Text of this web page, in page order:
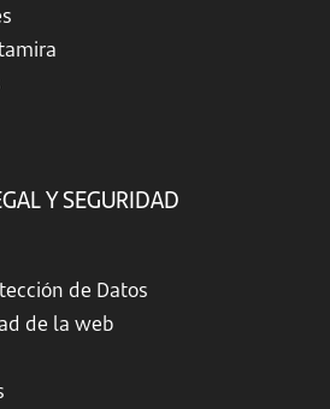
Y SEGURIDAD
de Datos
de la web